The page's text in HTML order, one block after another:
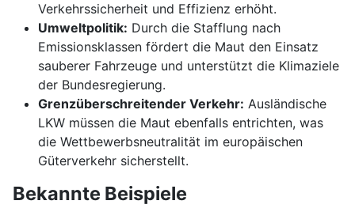
Verkehrssicherheit und Effizienz erhöht.
Umweltpolitik: Durch die Stafflung nach
Emissionsklassen fördert die Maut den Einsatz
sauberer Fahrzeuge und unterstützt die Klimaziele
der Bundesregierung.
Grenzüberschreitender Verkehr: Ausländische
LKW müssen die Maut ebenfalls entrichten, was
die Wettbewerbsneutralität im europäischen
Güterverkehr sicherstellt.
Bekannte Beispiele